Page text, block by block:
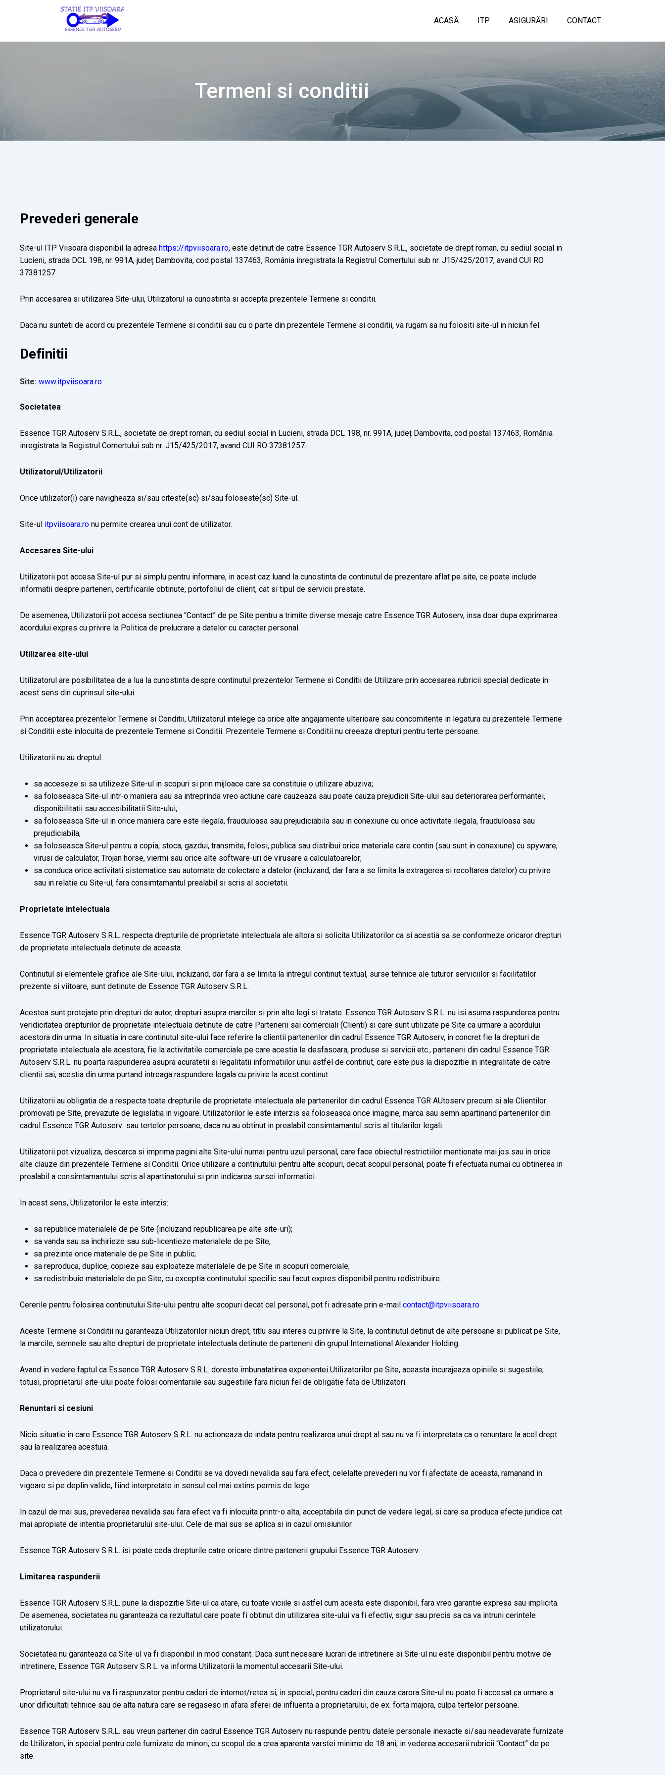
ACASĂ ITP ASIGURĂRI CONTACT
Termeni si conditii
Prevederi generale
Site-ul ITP Viisoara disponibil la adresa https://itpviisoara.ro, este detinut de catre Essence TGR Autoserv S.R.L., societate de drept roman, cu sediul social in
Lucieni, strada DCL 198, nr. 991A, județ Dambovita, cod postal 137463, România inregistrata la Registrul Comertului sub nr. J15/425/2017, avand CUI RO
37381257.
Prin accesarea si utilizarea Site-ului, Utilizatorul ia cunostinta si accepta prezentele Termene si conditii.
Daca nu sunteti de acord cu prezentele Termene si conditii sau cu o parte din prezentele Termene si conditii, va rugam sa nu folositi site-ul in niciun fel.
Definitii
Site: www.itpviisoara.ro
Societatea
Essence TGR Autoserv S.R.L., societate de drept roman, cu sediul social in Lucieni, strada DCL 198, nr. 991A, județ Dambovita, cod postal 137463, România
inregistrata la Registrul Comertului sub nr. J15/425/2017, avand CUI RO 37381257.
Utilizatorul/Utilizatorii
Orice utilizator(i) care navigheaza si/sau citeste(sc) si/sau foloseste(sc) Site-ul.
Site-ul itpviisoara.ro nu permite crearea unui cont de utilizator.
Accesarea Site-ului
Utilizatorii pot accesa Site-ul pur si simplu pentru informare, in acest caz luand la cunostinta de continutul de prezentare aflat pe site, ce poate include
informatii despre parteneri, certificarile obtinute, portofoliul de client, cat si tipul de servicii prestate.
De asemenea, Utilizatorii pot accesa sectiunea “Contact” de pe Site pentru a trimite diverse mesaje catre Essence TGR Autoserv, insa doar dupa exprimarea
acordului expres cu privire la Politica de prelucrare a datelor cu caracter personal.
Utilizarea site-ului
Utilizatorul are posibilitatea de a lua la cunostinta despre continutul prezentelor Termene si Conditii de Utilizare prin accesarea rubricii special dedicate in
acest sens din cuprinsul site-ului.
Prin acceptarea prezentelor Termene si Conditii, Utilizatorul intelege ca orice alte angajamente ulterioare sau concomitente in legatura cu prezentele Termene
si Conditii este inlocuita de prezentele Termene si Conditii. Prezentele Termene si Conditii nu creeaza drepturi pentru terte persoane.
Utilizatorii nu au dreptul:
sa acceseze si sa utilizeze Site-ul in scopuri si prin mijloace care sa constituie o utilizare abuziva;
sa foloseasca Site-ul intr-o maniera sau sa intreprinda vreo actiune care cauzeaza sau poate cauza prejudicii Site-ului sau deteriorarea performantei,
disponibilitatii sau accesibilitatii Site-ului;
sa foloseasca Site-ul in orice maniera care este ilegala, frauduloasa sau prejudiciabila sau in conexiune cu orice activitate ilegala, frauduloasa sau
prejudiciabila;
sa foloseasca Site-ul pentru a copia, stoca, gazdui, transmite, folosi, publica sau distribui orice materiale care contin (sau sunt in conexiune) cu spyware,
virusi de calculator, Trojan horse, viermi sau orice alte software-uri de virusare a calculatoarelor;
sa conduca orice activitati sistematice sau automate de colectare a datelor (incluzand, dar fara a se limita la extragerea si recoltarea datelor) cu privire
sau in relatie cu Site-ul, fara consimtamantul prealabil si scris al societatii.
Proprietate intelectuala
Essence TGR Autoserv S.R.L. respecta drepturile de proprietate intelectuala ale altora si solicita Utilizatorilor ca si acestia sa se conformeze oricaror drepturi
de proprietate intelectuala detinute de aceasta.
Continutul si elementele grafice ale Site-ului, incluzand, dar fara a se limita la intregul continut textual, surse tehnice ale tuturor serviciilor si facilitatilor
prezente si viitoare, sunt detinute de Essence TGR Autoserv S.R.L.
Acestea sunt protejate prin drepturi de autor, drepturi asupra marcilor si prin alte legi si tratate. Essence TGR Autoserv S.R.L. nu isi asuma raspunderea pentru
veridicitatea drepturilor de proprietate intelectuala detinute de catre Partenerii sai comerciali (Clienti) si care sunt utilizate pe Site ca urmare a acordului
acestora din urma. In situatia in care continutul site-ului face referire la clientii partenerilor din cadrul Essence TGR Autoserv, in concret fie la drepturi de
proprietate intelectuala ale acestora, fie la activitatile comerciale pe care acestia le desfasoara, produse si servicii etc., partenerii din cadrul Essence TGR
Autoserv S.R.L. nu poarta raspunderea asupra acuratetii si legalitatii informatiilor unui astfel de continut, care este pus la dispozitie in integralitate de catre
clientii sai, acestia din urma purtand intreaga raspundere legala cu privire la acest continut.
Utilizatorii au obligatia de a respecta toate drepturile de proprietate intelectuala ale partenerilor din cadrul Essence TGR AUtoserv precum si ale Clientilor
promovati pe Site, prevazute de legislatia in vigoare. Utilizatorilor le este interzis sa foloseasca orice imagine, marca sau semn apartinand partenerilor din
cadrul Essence TGR Autoserv sau tertelor persoane, daca nu au obtinut in prealabil consimtamantul scris al titularilor legali.
Utilizatorii pot vizualiza, descarca si imprima pagini alte Site-ului numai pentru uzul personal, care face obiectul restrictiilor mentionate mai jos sau in orice
alte clauze din prezentele Termene si Conditii. Orice utilizare a continutului pentru alte scopuri, decat scopul personal, poate fi efectuata numai cu obtinerea in
prealabil a consimtamantului scris al apartinatorului si prin indicarea sursei informatiei.
In acest sens, Utilizatorilor le este interzis:
sa republice materialele de pe Site (incluzand republicarea pe alte site-uri);
sa vanda sau sa inchirieze sau sub-licentieze materialele de pe Site;
sa prezinte orice materiale de pe Site in public;
sa reproduca, duplice, copieze sau exploateze materialele de pe Site in scopuri comerciale;
sa redistribuie materialele de pe Site, cu exceptia continutului specific sau facut expres disponibil pentru redistribuire.
Cererile pentru folosirea continutului Site-ului pentru alte scopuri decat cel personal, pot fi adresate prin e-mail contact@itpviisoara.ro
Aceste Termene si Conditii nu garanteaza Utilizatorilor niciun drept, titlu sau interes cu privire la Site, la continutul detinut de alte persoane si publicat pe Site,
la marcile, semnele sau alte drepturi de proprietate intelectuala detinute de partenerii din grupul International Alexander Holding.
Avand in vedere faptul ca Essence TGR Autoserv S.R.L. doreste imbunatatirea experientei Utilizatorilor pe Site, aceasta incurajeaza opiniile si sugestiile;
totusi, proprietarul site-ului poate folosi comentariile sau sugestiile fara niciun fel de obligatie fata de Utilizatori.
Renuntari si cesiuni
Nicio situatie in care Essence TGR Autoserv S.R.L. nu actioneaza de indata pentru realizarea unui drept al sau nu va fi interpretata ca o renuntare la acel drept
sau la realizarea acestuia.
Daca o prevedere din prezentele Termene si Conditii se va dovedi nevalida sau fara efect, celelalte prevederi nu vor fi afectate de aceasta, ramanand in
vigoare si pe deplin valide, fiind interpretate in sensul cel mai extins permis de lege.
In cazul de mai sus, prevederea nevalida sau fara efect va fi inlocuita printr-o alta, acceptabila din punct de vedere legal, si care sa produca efecte juridice cat
mai apropiate de intentia proprietarului site-ului. Cele de mai sus se aplica si in cazul omisiunilor.
Essence TGR Autoserv S.R.L. isi poate ceda drepturile catre oricare dintre partenerii grupului Essence TGR Autoserv.
Limitarea raspunderii
Essence TGR Autoserv S.R.L. pune la dispozitie Site-ul ca atare, cu toate viciile si astfel cum acesta este disponibil, fara vreo garantie expresa sau implicita.
De asemenea, societatea nu garanteaza ca rezultatul care poate fi obtinut din utilizarea site-ului va fi efectiv, sigur sau precis sa ca va intruni cerintele
utilizatorului.
Societatea nu garanteaza ca Site-ul va fi disponibil in mod constant. Daca sunt necesare lucrari de intretinere si Site-ul nu este disponibil pentru motive de
intretinere, Essence TGR Autoserv S.R.L. va informa Utilizatorii la momentul accesarii Site-ului.
Proprietarul site-ului nu va fi raspunzator pentru caderi de internet/retea si, in special, pentru caderi din cauza carora Site-ul nu poate fi accesat ca urmare a
unor dificultati tehnice sau de alta natura care se regasesc in afara sferei de influenta a proprietarului, de ex. forta majora, culpa tertelor persoane.
Essence TGR Autoserv S.R.L. sau vreun partener din cadrul Essence TGR Autoserv nu raspunde pentru datele personale inexacte si/sau neadevarate furnizate
de Utilizatori, in special pentru cele furnizate de minori, cu scopul de a crea aparenta varstei minime de 18 ani, in vederea accesarii rubricii “Contact” de pe
site.